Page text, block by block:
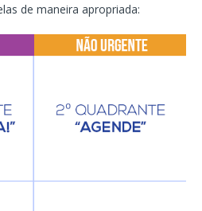
de maneira apropriada: